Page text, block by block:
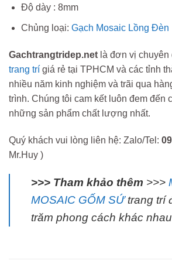
Độ dày : 8mm
Chủng loại: Gạch Mosaic Lồng Đèn
Gachtrangtridep.net là đơn vị chuyên
trang trí giá rẻ tại TPHCM và các tỉnh
nhiều năm kinh nghiệm và trãi qua
trình. Chúng tôi cam kết luôn đem đến
những sản phẩm chất lượng nhất.
Quý khách vui lòng liên hệ: Zalo/Tel:
Mr.Huy )
>>> Tham khảo thêm >>>
MOSAIC GỐM SỨtrang trí
trăm phong cách khác